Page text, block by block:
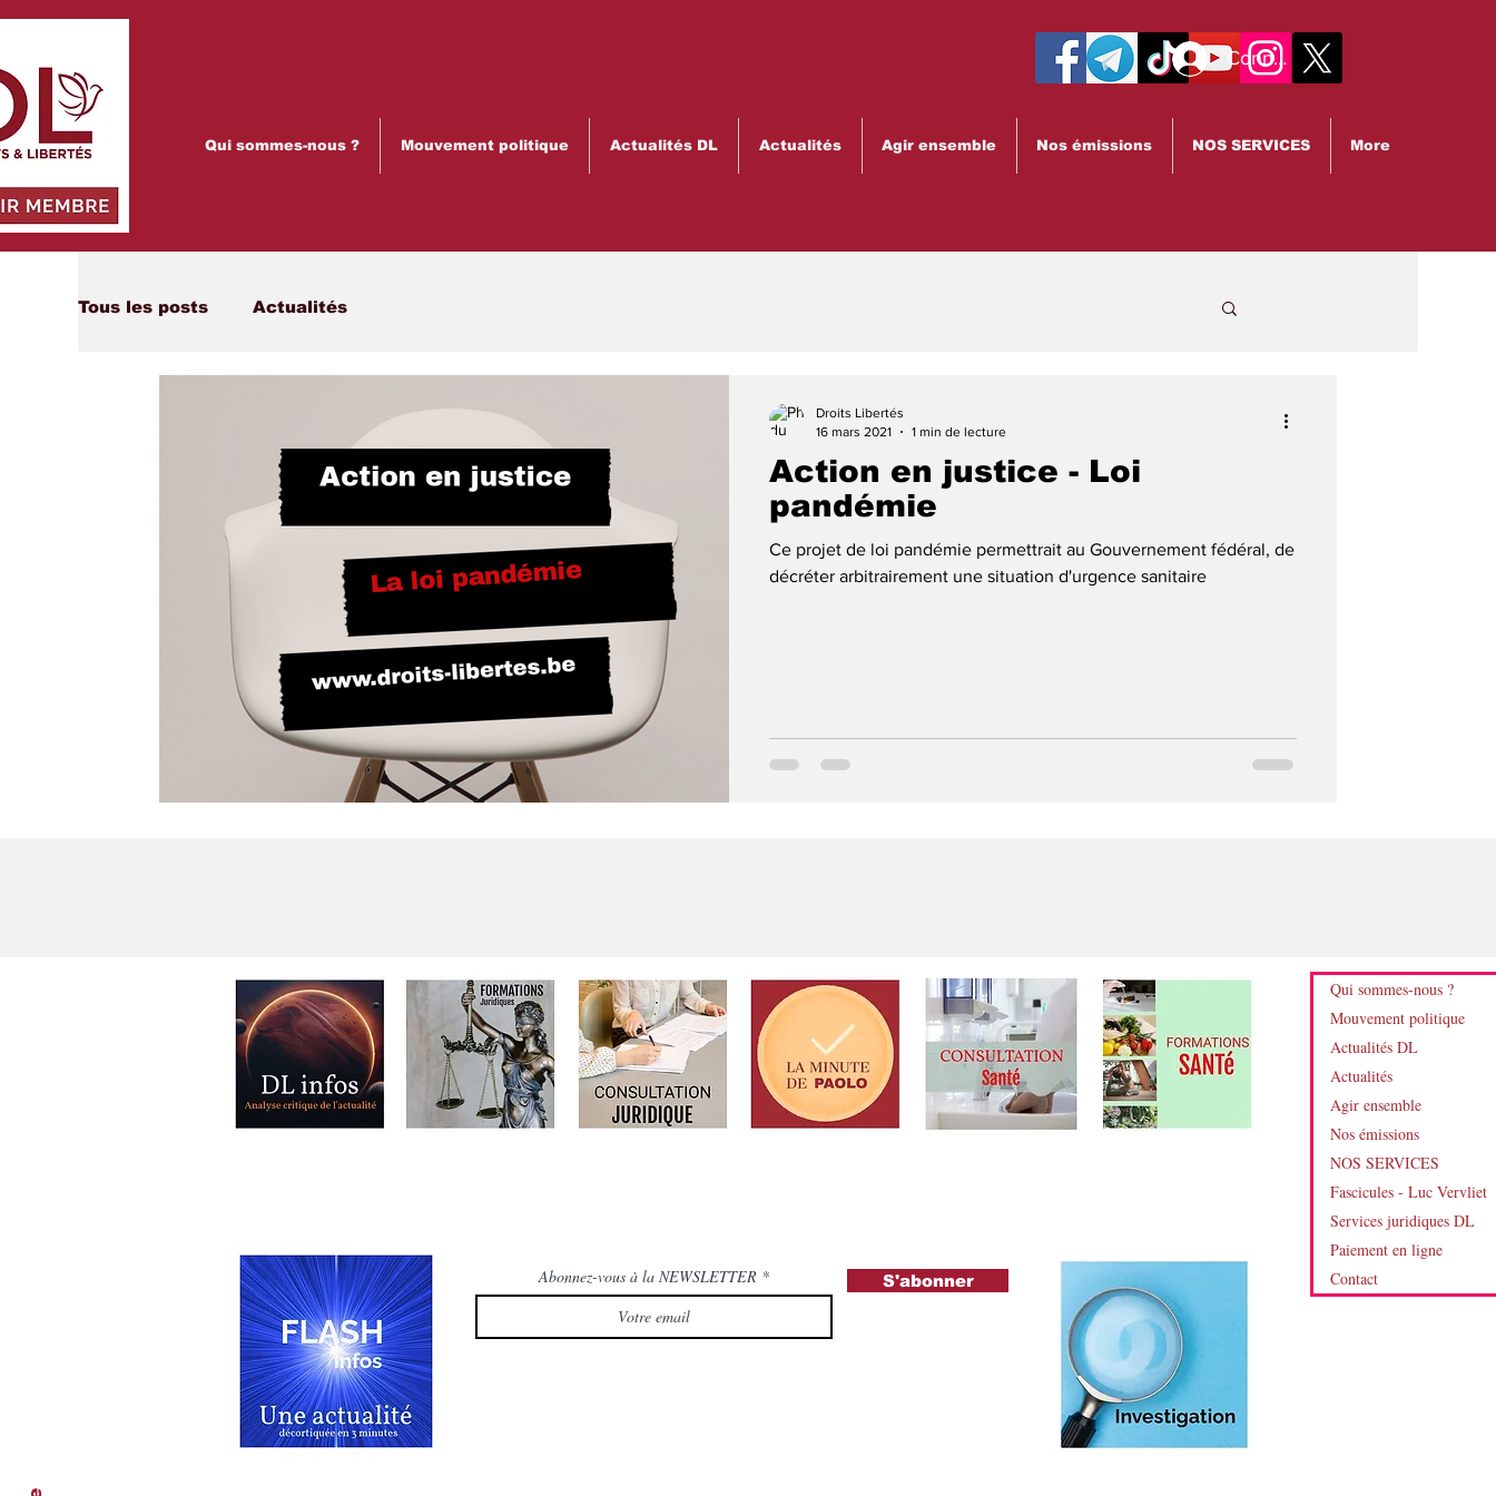
Qui sommes-nous ? Mouvement politique Actualités DL Actualités Agir ensemble Nos émissions NOS SERVICES More
Connexion
Tous les posts Actualités
Action en justice - Loi
pandémie
Ce projet de loi pandémie permettrait au Gouvernement fédéral, de
décréter arbitrairement une situation d'urgence sanitaire
Droits Libertés
16 mars 2021
1 min de lecture
Abonnez-vous à la NEWSLETTER S'abonner
Qui sommes-nous ?
Mouvement politique
Actualités DL
Actualités
Agir ensemble
Nos émissions
NOS SERVICES
Fascicules - Luc Vervliet
Services juridiques DL
Paiement en ligne
Contact